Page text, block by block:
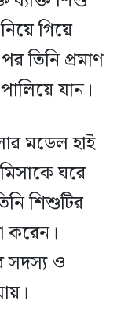
গিয়ে
তিনি প্রমাণ
যান।
মডেল হাই
ঘরে
শিশুটির
করেন।
সদস্য ও